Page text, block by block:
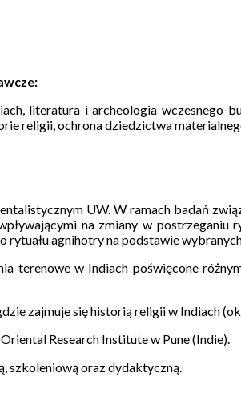
:
literatura i archeologia wczesnego
religii, ochrona dziedzictwa
UW. W ramach badań
na zmiany w
agnihotry na podstawie
terenowe w Indiach poświęcone
zajmuje się historią religii w Indiach
Research Institute w Pune (Indie).
szkoleniową oraz dydaktyczną.